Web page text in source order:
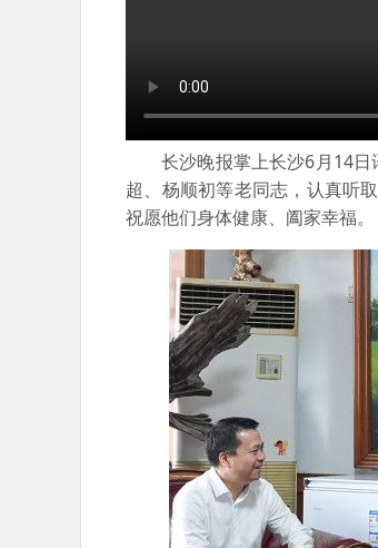
长沙晚报掌上长沙6月14
超、杨顺初等老同志，认真听
祝愿他们身体健康、阖家幸福。